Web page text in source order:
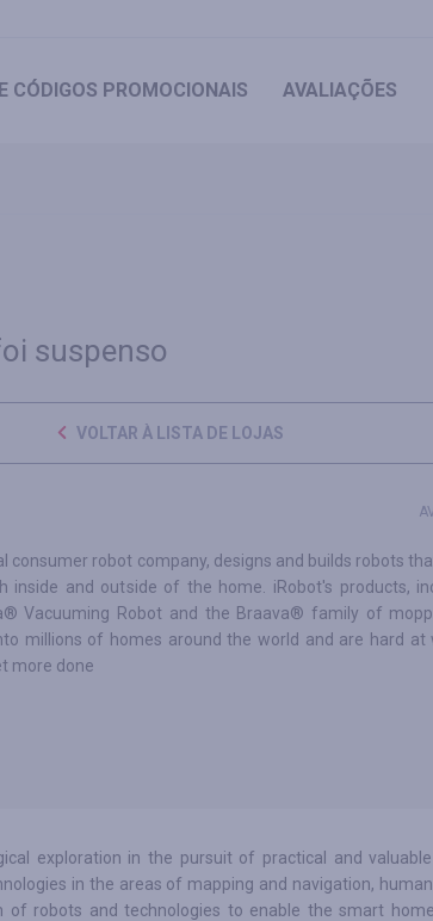
E CÓDIGOS PROMOCIONAIS AVALIAÇÕES
suspenso
VOLTAR À LISTA DE LOJAS
consumer robot company, designs and builds robots
inside and outside of the home. iRobot's products,
Vacuuming Robot and the Braava® family of
millions of homes around the world and are hard at
more done
exploration in the pursuit of practical and
in the areas of mapping and navigation,
of robots and technologies to enable the smart